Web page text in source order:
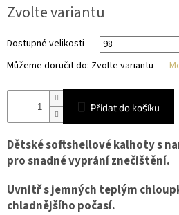
cena:
Zvolte variantu
Dostupné velikosti
Můžeme doručit do: Zvolte variantu
Přidat do košíku
Dětské softshellové kalhoty s
pro snadné vyprání znečištění.
Uvnitř s jemných teplým
chladnějšího počasí.